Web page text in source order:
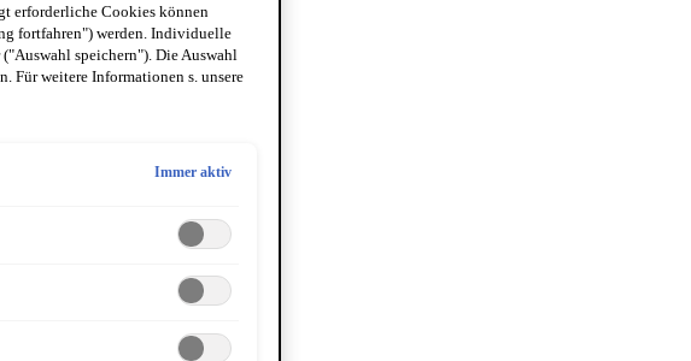
erforderliche Cookies können
fortfahren") werden. Individuelle
speichern"). Die Auswahl
Für weitere Informationen s. unsere
Immer aktiv